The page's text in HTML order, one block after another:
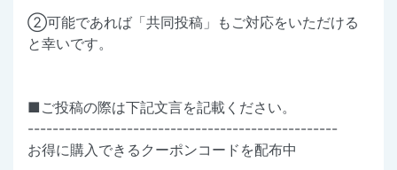
②可能であれば「共同投稿」もご対応をいただける
と幸いです。
■ご投稿の際は下記文言を記載ください。
--------------------------------------------------
お得に購入できるクーポンコードを配布中